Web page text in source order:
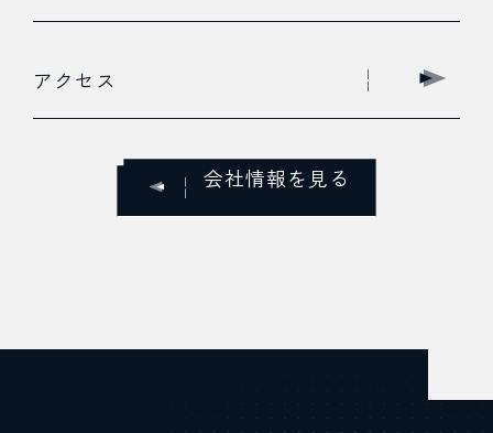
アクセス
会社情報を見る